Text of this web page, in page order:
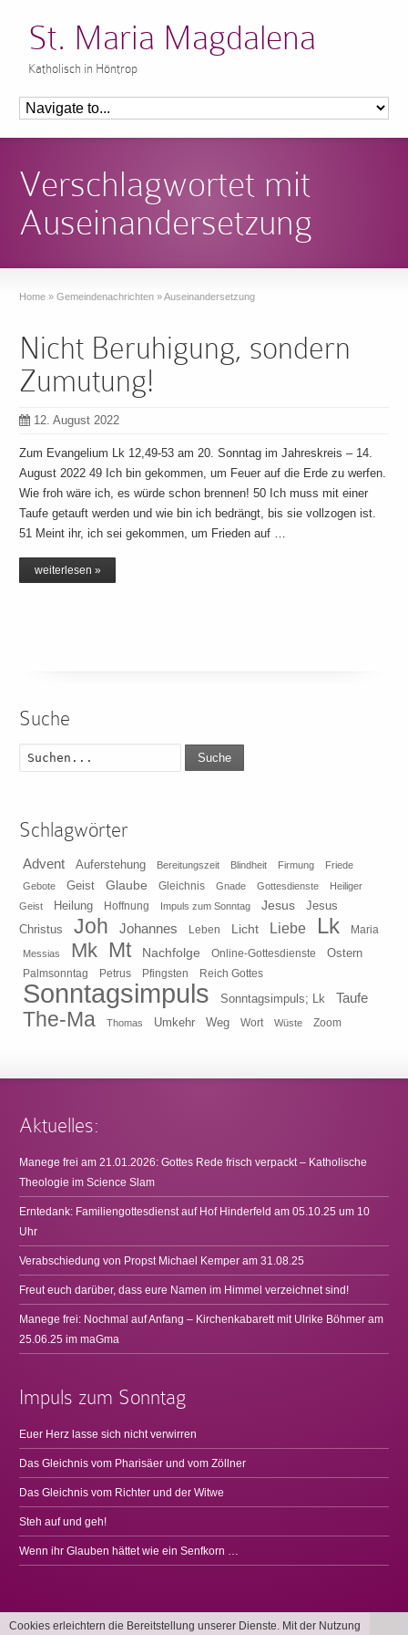
St. Maria Magdalena
Katholisch in Höntrop
Verschlagwortet mit
Auseinandersetzung
Home » Gemeindenachrichten »Auseinandersetzung
Nicht Beruhigung, sondern
Zumutung!
12. August 2022
Zum Evangelium Lk 12,49-53 am 20. Sonntag im Jahreskreis – 14.
August 2022 49 Ich bin gekommen, um Feuer auf die Erde zu werfen.
Wie froh wäre ich, es würde schon brennen! 50 Ich muss mit einer
Taufe getauft werden und wie bin ich bedrängt, bis sie vollzogen ist.
51 Meint ihr, ich sei gekommen, um Frieden auf …
weiterlesen »
Suche
Suche
Schlagwörter
Advent Auferstehung Bereitungszeit Blindheit Firmung
Friede
Gebote
Geist Glaube Gleichnis Gnade Gottesdienste
Heiliger
Geist
Heilung Hoffnung Impuls zum Sonntag Jesus
Jesus
Christus
Joh Johannes Leben Licht Liebe Lk Maria
Messias Mk Mt Nachfolge Online-Gottesdienste Ostern
Palmsonntag Petrus Pfingsten Reich Gottes
Sonntagsimpuls Sonntagsimpuls; Lk Taufe
The-Ma Thomas Umkehr Weg Wort Wüste Zoom
Aktuelles:
Manege frei am 21.01.2026: Gottes Rede frisch verpackt – Katholische
Theologie im Science Slam
Erntedank: Familiengottesdienst auf Hof Hinderfeld am 05.10.25 um 10
Uhr
Verabschiedung von Propst Michael Kemper am 31.08.25
Freut euch darüber, dass eure Namen im Himmel verzeichnet sind!
Manege frei: Nochmal auf Anfang – Kirchenkabarett mit Ulrike Böhmer am
25.06.25 im maGma
Impuls zum Sonntag
Euer Herz lasse sich nicht verwirren
Das Gleichnis vom Pharisäer und vom Zöllner
Das Gleichnis vom Richter und der Witwe
Steh auf und geh!
Wenn ihr Glauben hättet wie ein Senfkorn …
Cookies erleichtern die Bereitstellung unserer Dienste. Mit der Nutzung